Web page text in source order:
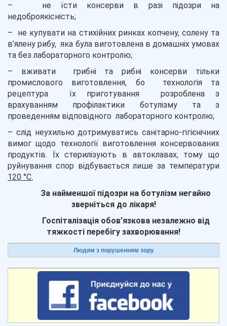
– не їсти консерви в разі підозри на
недоброякісність;
– не купувати на стихійних ринках копчену, солену та
в’ялену рибу, яка була виготовлена в домашніх умовах
та без лабораторного контролю;
– вживати грибні та рибні консерви тільки
промислового виготовлення, бо технологія та
рецептура їх приготування розроблена з
врахуванням профілактики ботулізму та з
проведенням відповідного лабораторного контролю;
– слід неухильно дотримуватись санітарно-гігієнічних
вимог щодо технології виготовлення консервованих
продуктів. Їх стерилізують в автоклавах, тому що
руйнування спор відбувається лише за температури
120 °С.
За найменшої підозри на ботулізм негайно
зверніться до лікаря!
Госпіталізація обов’язкова незалежно від
тяжкості перебігу захворювання!
Людям з порушенням зору